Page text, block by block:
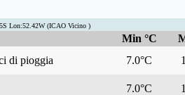
Lon:52.42W (ICAO Vicino )
Min °C
di pioggia 7.0°C
7.0°C